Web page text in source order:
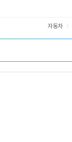
자동차